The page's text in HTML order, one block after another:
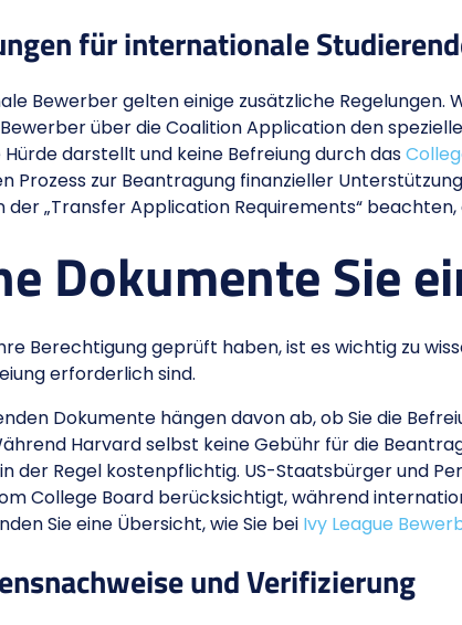
für internationale
Bewerber gelten einige zusätzliche
über die Coalition Application den
Hürde darstellt und keine Befreiung durch das
Prozess zur Beantragung finanzieller
der „Transfer Application Requirements“
Dokumente Sie
Berechtigung geprüft haben, ist es wichtig zu
erforderlich sind.
Dokumente hängen davon ab, ob Sie die
Harvard selbst keine Gebühr für die
der Regel kostenpflichtig. US-Staatsbürger und
College Board berücksichtigt, während
Sie eine Übersicht, wie Sie bei Ivy League
und Verifizierung